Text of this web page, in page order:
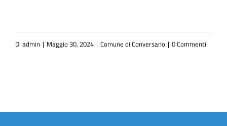
Di admin | Maggio 30, 2024 | Comune di Conversano | 0 Commenti